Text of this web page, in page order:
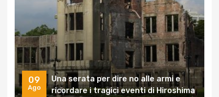
09
Ago
Una serata per dire no alle armi e
ricordare i tragici eventi di Hiroshima